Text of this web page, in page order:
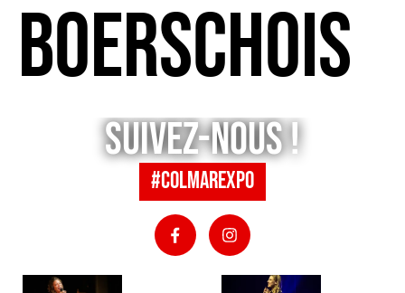
BOERSCHOIS
Suivez-nous !
#colmarexpo